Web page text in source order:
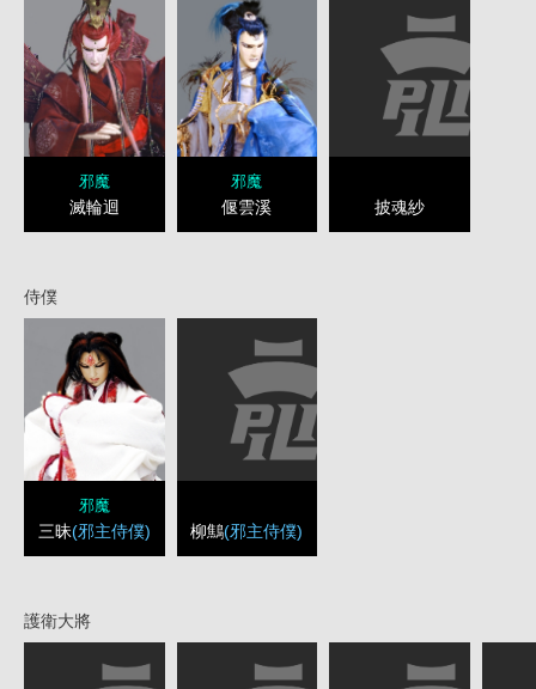
邪魔
滅輪迴
邪魔
偃雲溪 披魂紗
侍僕
邪魔
三昧(邪主侍僕) 柳鷦(邪主侍僕)
護衛大將